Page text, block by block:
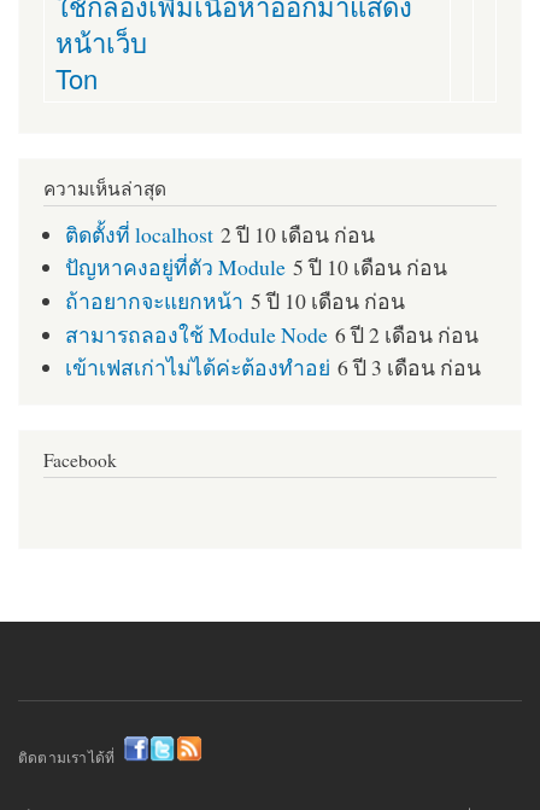
หน้าเว็บ
Ton
ความเห็นล่าสุด
ติดตั้งที่ localhost 2 ปี 10 เดือน ก่อน
ปัญหาคงอยู่ที่ตัว Module 5 ปี 10 เดือน ก่อน
ถ้าอยากจะแยกหน้า 5 ปี 10 เดือน ก่อน
สามารถลองใช้ Module Node 6 ปี 2 เดือน ก่อน
เข้าเฟสเก่าไม่ได้ค่ะต้องทำอย่ 6 ปี 3 เดือน ก่อน
Facebook
ติดตามเราได้ที่